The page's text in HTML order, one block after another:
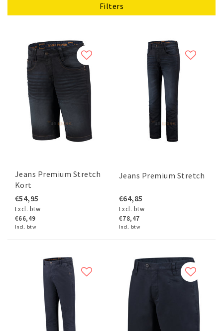
Filters
Jeans Premium Stretch
Kort
€54,95
Excl. btw
€66,49
Incl. btw
Jeans Premium Stretch
€64,85
Excl. btw
€78,47
Incl. btw